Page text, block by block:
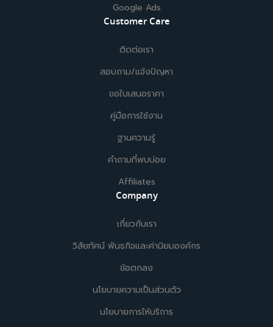
Google Ads
Customer Care
ติดต่อเรา
สอบถาม/แจ้งปัญหา
ขอใบเสนอราคา
คู่มือการใช้งาน
ฐานความรู้
คำถามที่พบบ่อย
Affiliates
Company
เกี่ยวกับเรา
วิสัยทัศน์ พันธกิจและค่านิยมองค์กร
ข้อตกลง
นโยบายความเป็นส่วนตัว
นโยบายการให้บริการ